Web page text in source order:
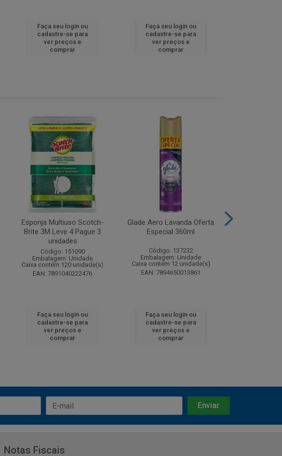
Faça seu login ou
cadastre-se para
ver preços e
comprar
Faça seu login ou
cadastre-se para
ver preços e
comprar
Esponja Multiuso Scotch-
Brite 3M Leve 4 Pague 3
unidades
Código: 151090
Embalagem: Unidade
Caixa contém 120 unidade(s)
EAN: 7891040222476
Faça seu login ou
cadastre-se para
ver preços e
comprar
Glade Aero Lavanda Oferta
Especial 360ml
Código: 137232
Embalagem: Unidade
Caixa contém 12 unidade(s)
EAN: 7894650013861
Faça seu login ou
cadastre-se para
ver preços e
comprar
Notas Fiscais